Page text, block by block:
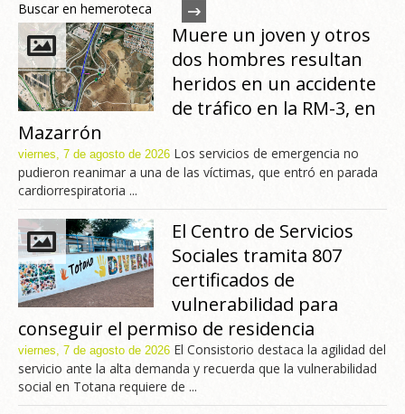
Buscar en hemeroteca
Muere un joven y otros
dos hombres resultan
heridos en un accidente
de tráfico en la RM-3, en
Mazarrón
viernes, 7 de agosto de 2026 Los servicios de emergencia no
pudieron reanimar a una de las víctimas, que entró en parada
cardiorrespiratoria ...
El Centro de Servicios
Sociales tramita 807
certificados de
vulnerabilidad para
conseguir el permiso de residencia
viernes, 7 de agosto de 2026 El Consistorio destaca la agilidad del
servicio ante la alta demanda y recuerda que la vulnerabilidad
social en Totana requiere de ...